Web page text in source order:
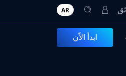
AR
ابدأ الاّن